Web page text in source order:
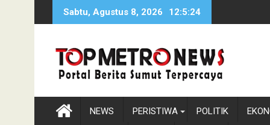
Sabtu, Agustus 8, 2026 12:5:25
NEWS PERISTIWA POLITIK